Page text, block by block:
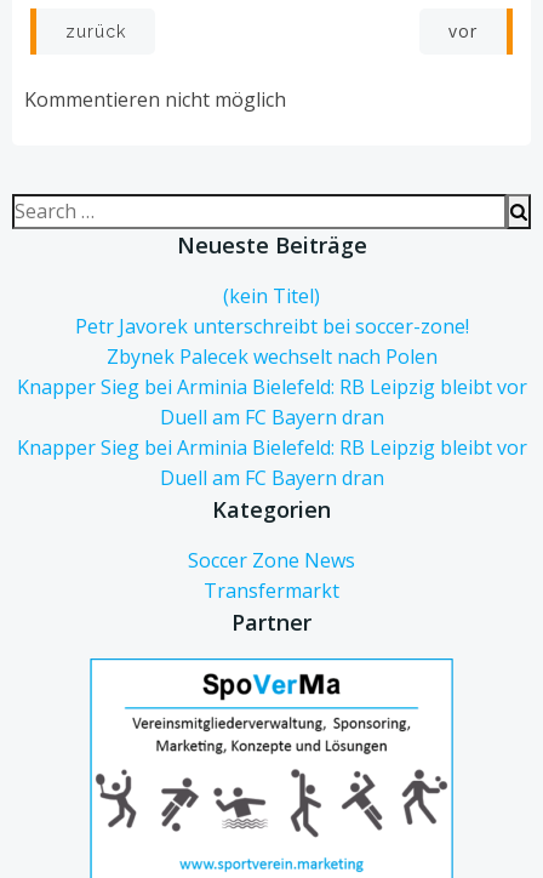
Post
navigation
zurück
navigation
vor
Kommentieren nicht möglich
Search
for:
Neueste Beiträge
(kein Titel)
Petr Javorek unterschreibt bei soccer-zone!
Zbynek Palecek wechselt nach Polen
Knapper Sieg bei Arminia Bielefeld: RB Leipzig bleibt vor
Duell am FC Bayern dran
Knapper Sieg bei Arminia Bielefeld: RB Leipzig bleibt vor
Duell am FC Bayern dran
Kategorien
Soccer Zone News
Transfermarkt
Partner